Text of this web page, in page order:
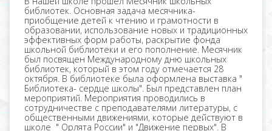
библиотек. Основная задача месячника-
приобщение детей к чтению и грамотности в
образовании, использование новых и традиционных
эффективных форм работы, раскрытие фонда
школьной библиотеки и его пополнение. Месячник
был посвящен Международному дню школьных
библиотек, который в этом году отмечается 28
октября. В библиотеке была оформлена выставка "
Библиотека- сердце школы". Был представлен план
мероприятий. Мероприятия проводились в
сотрудничестве с преподавателями литературы, с
общественными движениями, которые действуют в
школе " Орлята России" и "Движение первых". В